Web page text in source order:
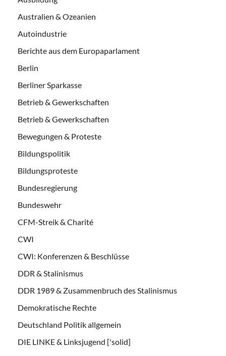
Australien & Ozeanien
Autoindustrie
Berichte aus dem Europaparlament
Berlin
Berliner Sparkasse
Betrieb & Gewerkschaften
Betrieb & Gewerkschaften
Bewegungen & Proteste
Bildungspolitik
Bildungsproteste
Bundesregierung
Bundeswehr
CFM-Streik & Charité
CWI
CWI: Konferenzen & Beschlüsse
DDR & Stalinismus
DDR 1989 & Zusammenbruch des Stalinismus
Demokratische Rechte
Deutschland Politik allgemein
DIE LINKE & Linksjugend ['solid]